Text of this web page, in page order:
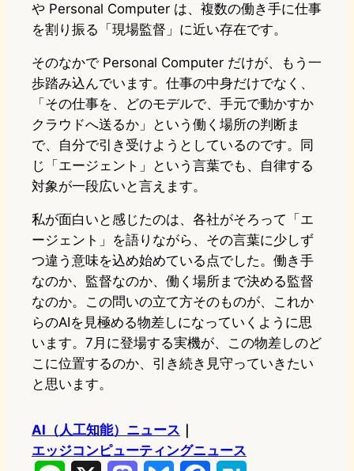
や Personal Computer は、複数の働き手に仕事
を割り振る「現場監督」に近い存在です。
そのなかで Personal Computer だけが、もう一
歩踏み込んでいます。仕事の中身だけでなく、
「その仕事を、どのモデルで、手元で動かすか
クラウドへ送るか」という働く場所の判断ま
で、自分で引き受けようとしているのです。同
じ「エージェント」という言葉でも、自律する
対象が一段広いと言えます。
私が面白いと感じたのは、各社がそろって「エ
ージェント」を語りながら、その言葉に少しず
つ違う意味を込め始めている点でした。働き手
なのか、監督なのか、働く場所まで決める監督
なのか。この問いの立て方そのものが、これか
らのAIを見極める物差しになっていくように思
います。7月に登場する実機が、この物差しのど
こに位置するのか、引き続き見守っていきたい
と思います。
AI（人工知能）ニュース
エッジコンピューティングニュース